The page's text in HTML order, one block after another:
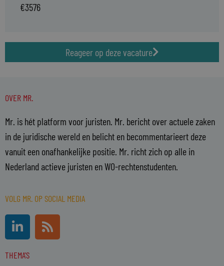
€3576
Reageer op deze vacature
OVER MR.
Mr. is hét platform voor juristen. Mr. bericht over actuele zaken
in de juridische wereld en belicht en becommentarieert deze
vanuit een onafhankelijke positie. Mr. richt zich op alle in
Nederland actieve juristen en WO-rechtenstudenten.
VOLG MR. OP SOCIAL MEDIA
L
i
n
k
R
s
s
THEMA'S